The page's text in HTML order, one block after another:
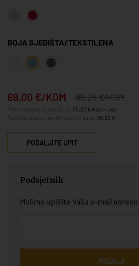
BOJA SJEDIŠTA/TEKSTILENA
69,00 €/KOM 86,25 €/KOM
55,20 €/kom + pdv
86,25 €
POŠALJITE UPIT
Podsjetnik
Molimo upišite Vašu e-mail adresu
POŠALJI